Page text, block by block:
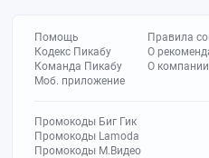
Помощь
Кодекс Пикабу
Команда Пикабу
Моб. приложение
Правила
О
О компании
Промокоды Биг Гик
Промокоды Lamoda
Промокоды М.Видео